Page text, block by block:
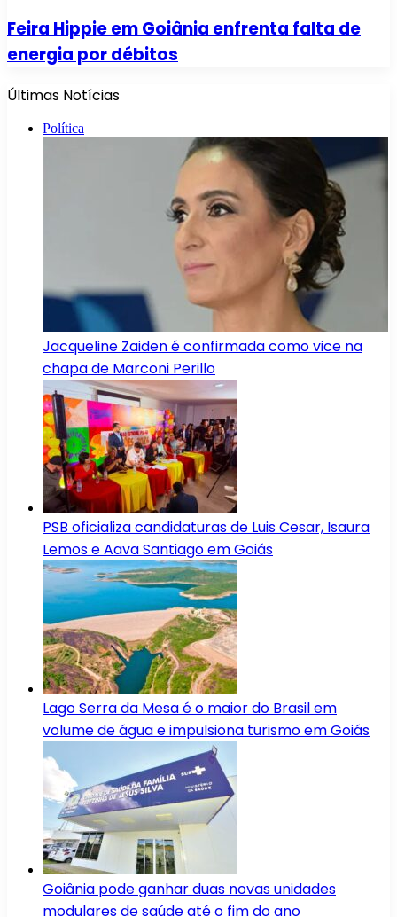
Feira Hippie em Goiânia enfrenta falta de
energia por débitos
Últimas Notícias
Política
Jacqueline Zaiden é confirmada como vice na
chapa de Marconi Perillo
PSB oficializa candidaturas de Luis Cesar, Isaura
Lemos e Aava Santiago em Goiás
Lago Serra da Mesa é o maior do Brasil em
volume de água e impulsiona turismo em Goiás
Goiânia pode ganhar duas novas unidades
modulares de saúde até o fim do ano